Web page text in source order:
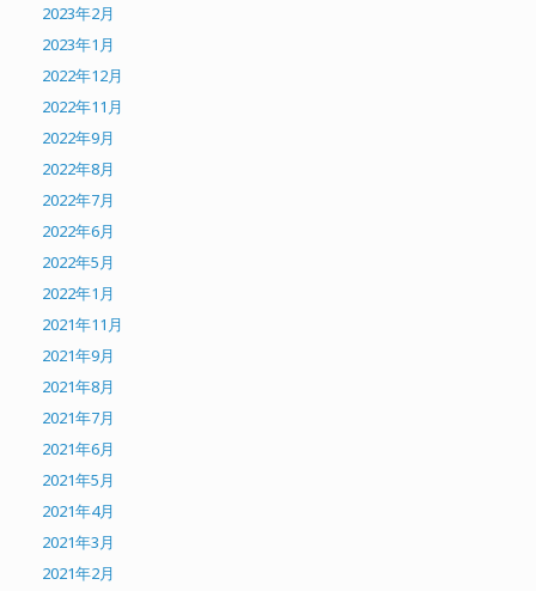
2023年2月
2023年1月
2022年12月
2022年11月
2022年9月
2022年8月
2022年7月
2022年6月
2022年5月
2022年1月
2021年11月
2021年9月
2021年8月
2021年7月
2021年6月
2021年5月
2021年4月
2021年3月
2021年2月